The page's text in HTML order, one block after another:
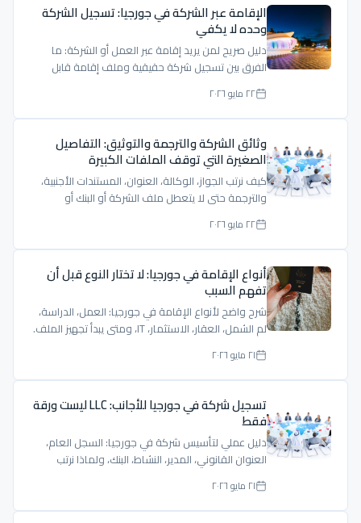
الإقامة عبر الشركة في جورجيا: تسجيل الشركة
وحده لا يكفي
دليل صريح لمن يريد إقامة عبر العمل أو الشركة: ما
الفرق بين تسجيل شركة حقيقية وملف إقامة قابل
للدفاع؟
٢٢ مايو ٢٠٢٦
وثائق الشركة والترجمة والتوثيق: التفاصيل
الصغيرة التي توقف الملفات الكبيرة
كيف نرتب الجواز، الوكالة، العنوان، المستندات الأجنبية،
والترجمة حتى لا يتعطل ملف الشركة أو البنك أو
الإقامة.
٢٢ مايو ٢٠٢٦
أنواع الإقامة في جورجيا: لا تختار النوع قبل أن
تفهم السبب
شرح واضح لأنواع الإقامة في جورجيا: العمل، الدراسة،
لم الشمل، العقار، الاستثمار، IT، ومتى يبدأ تجهيز الملف.
٢١ مايو ٢٠٢٦
تسجيل شركة في جورجيا للأجانب: LLC ليست ورقة
فقط
دليل عملي لتأسيس شركة في جورجيا: السجل العام،
العنوان القانوني، المدير، النشاط، البنك، ولماذا نرتب
الملف قبل التسجيل.
٢١ مايو ٢٠٢٦